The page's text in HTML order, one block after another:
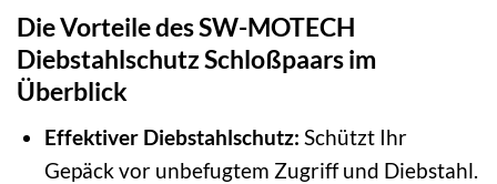
Die Vorteile des SW-MOTECH
Diebstahlschutz Schloßpaars im
Überblick
Effektiver Diebstahlschutz: Schützt Ihr
Gepäck vor unbefugtem Zugriff und Diebstahl.